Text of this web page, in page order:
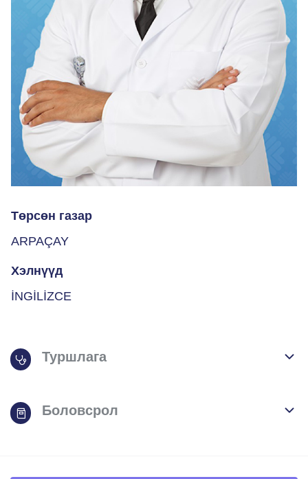
Төрсөн газар
ARPAÇAY
Хэлнүүд
İNGİLİZCE
Туршлага
Боловсрол